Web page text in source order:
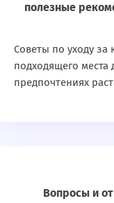
полезные
Советы по уходу
подходящего места
предпочтениях
Вопросы и